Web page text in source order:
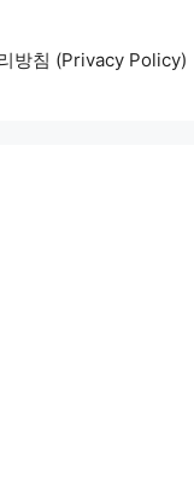
방침 (Privacy Policy)